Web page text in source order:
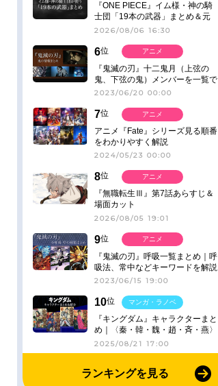
『ONE PIECE』イム様・神の騎
士団「19本の武器」まとめ＆元
ネタ
2026/08/06 16:30
6位
『鬼滅の刃』十二鬼月（上弦の
鬼、下弦の鬼）メンバーを一覧で
紹介＆解説（登場鬼の情報まと
2023/06/20 00:00
アニメ
7位
アニメ『Fate』シリーズ見る順番
をわかりやすく解説
2024/05/23 00:00
アニメ
8位
『無職転生Ⅲ』第7話あらすじ＆
場面カット
2026/08/05 19:01
アニメ
9位
『鬼滅の刃』呼吸一覧まとめ｜呼
吸法、常中などキーワードを解説
2023/06/15 19:00
アニメ
10位
『キングダム』キャラクターまと
め｜〈秦・韓・魏・趙・斉・燕〉
2025/08/21 17:00
マンガ・ラノベ
ランキングを見る